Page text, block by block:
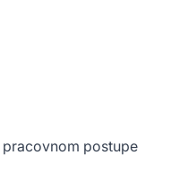
postupe